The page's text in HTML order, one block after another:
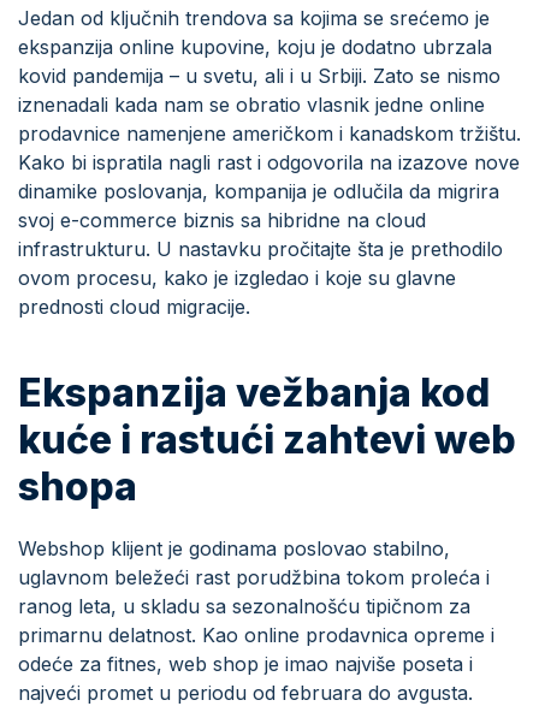
Jedan od ključnih trendova sa kojima se srećemo je
ekspanzija online kupovine, koju je dodatno ubrzala
kovid pandemija – u svetu, ali i u Srbiji. Zato se nismo
iznenadali kada nam se obratio vlasnik jedne online
prodavnice namenjene američkom i kanadskom tržištu.
Kako bi ispratila nagli rast i odgovorila na izazove nove
dinamike poslovanja, kompanija je odlučila da migrira
svoj e-commerce biznis sa hibridne na cloud
infrastrukturu. U nastavku pročitajte šta je prethodilo
ovom procesu, kako je izgledao i koje su glavne
prednosti cloud migracije.
Ekspanzija vežbanja kod
kuće i rastući zahtevi web
shopa
Webshop klijent je godinama poslovao stabilno,
uglavnom beležeći rast porudžbina tokom proleća i
ranog leta, u skladu sa sezonalnošću tipičnom za
primarnu delatnost. Kao online prodavnica opreme i
odeće za fitnes, web shop je imao najviše poseta i
najveći promet u periodu od februara do avgusta.